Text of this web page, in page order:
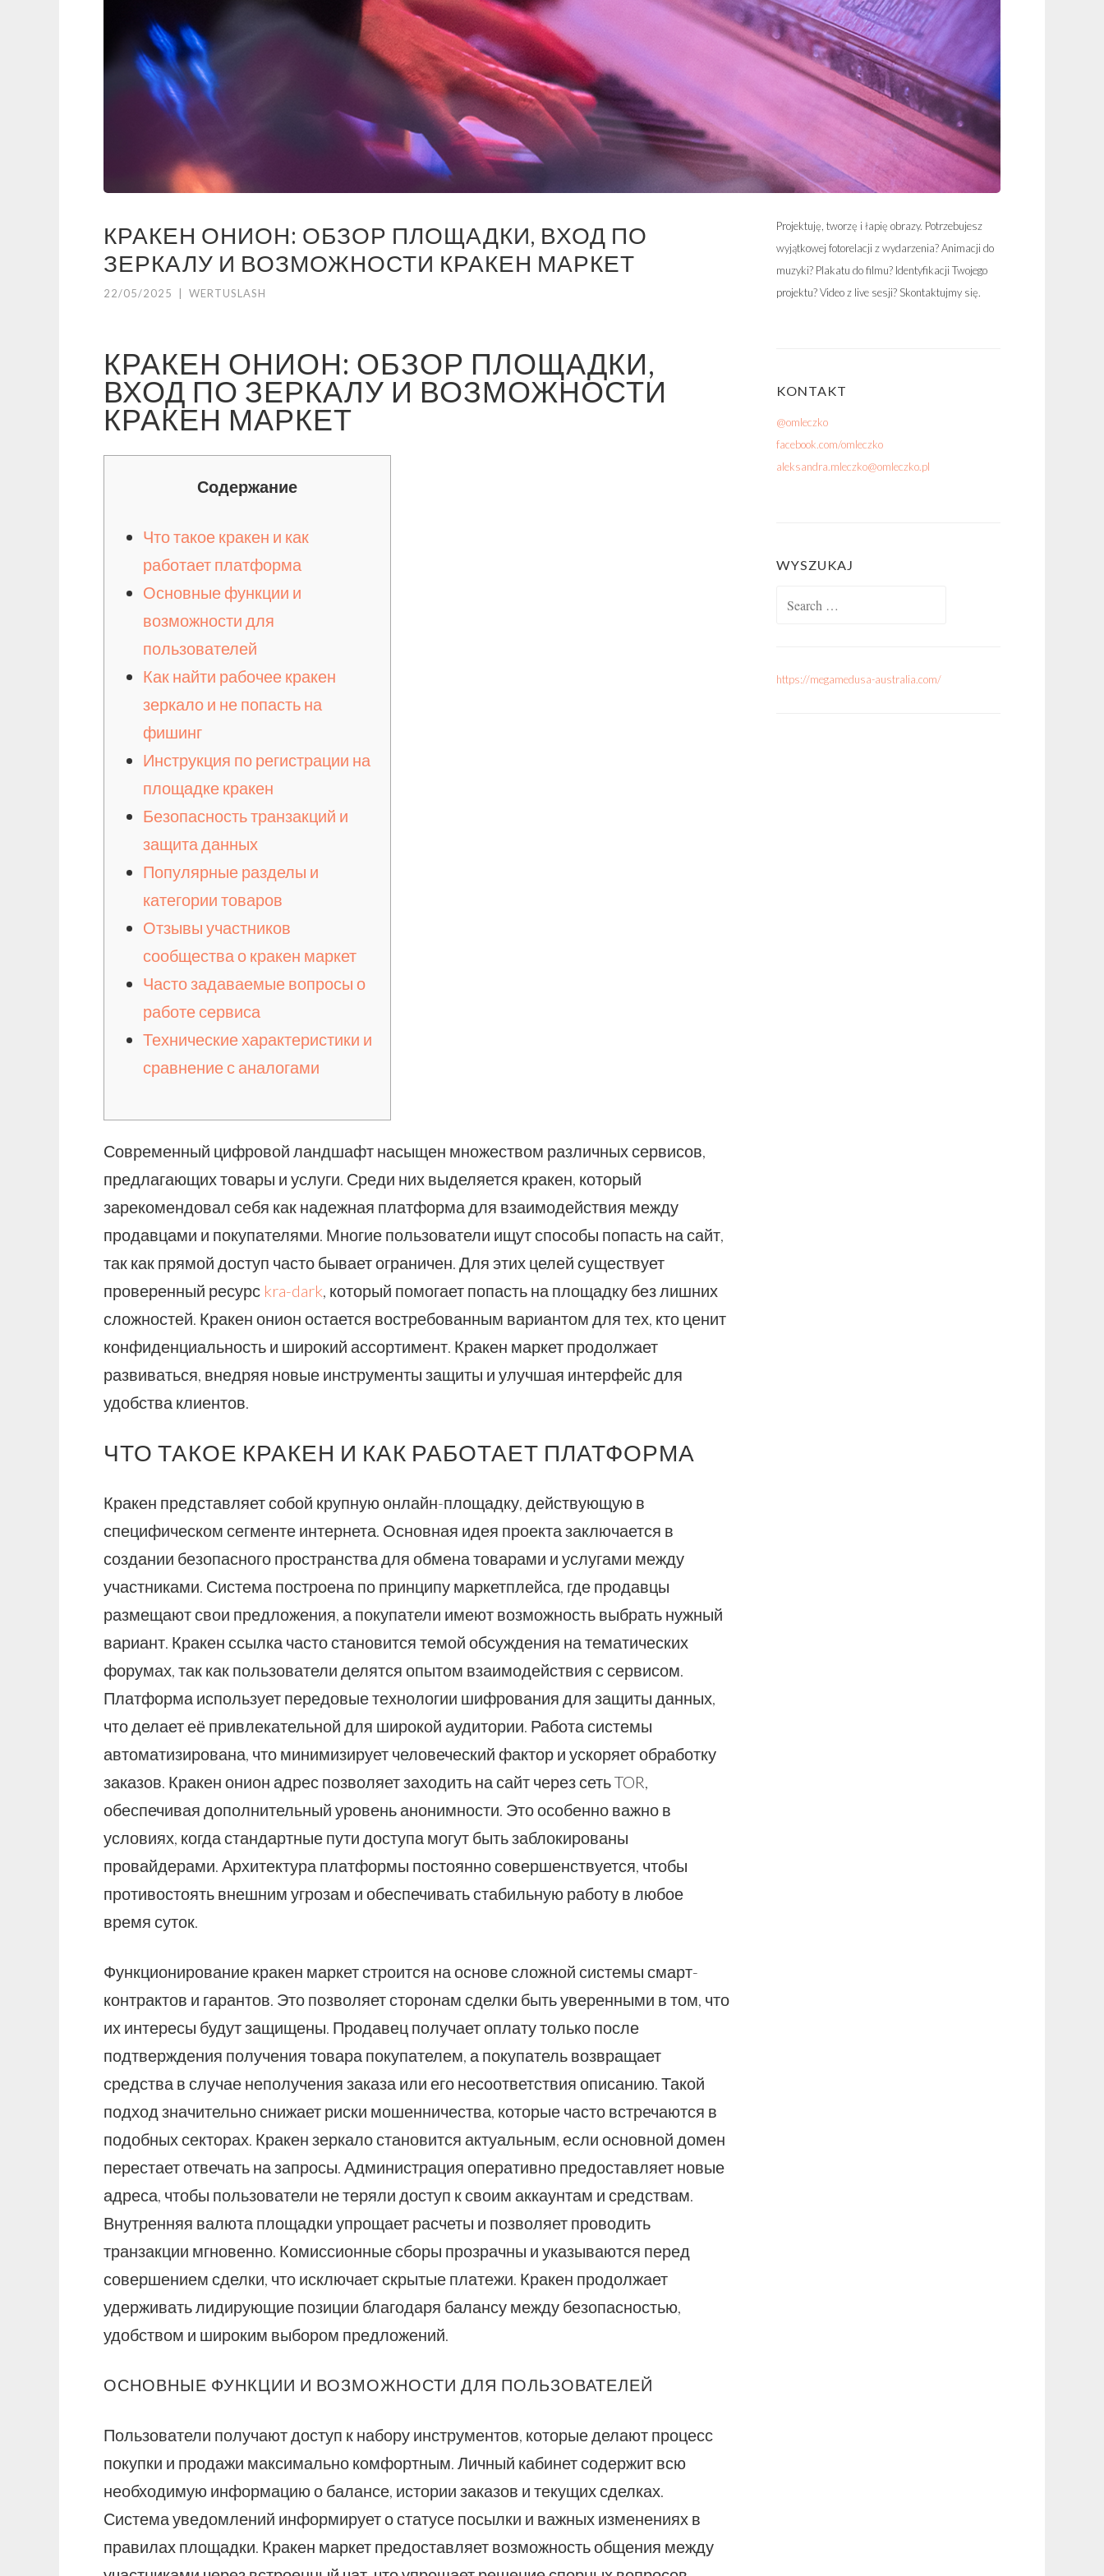
КРАКЕН ОНИОН: ОБЗОР ПЛОЩАДКИ, ВХОД ПО
ЗЕРКАЛУ И ВОЗМОЖНОСТИ КРАКЕН МАРКЕТ
22/05/2025 WERTUSLASH
КРАКЕН ОНИОН: ОБЗОР ПЛОЩАДКИ,
ВХОД ПО ЗЕРКАЛУ И ВОЗМОЖНОСТИ
КРАКЕН МАРКЕТ
Содержание
Что такое кракен и как
работает платформа
Основные функции и
возможности для
пользователей
Как найти рабочее кракен
зеркало и не попасть на
фишинг
Инструкция по регистрации на
площадке кракен
Безопасность транзакций и
защита данных
Популярные разделы и
категории товаров
Отзывы участников
сообщества о кракен маркет
Часто задаваемые вопросы о
работе сервиса
Технические характеристики и
сравнение с аналогами
Современный цифровой ландшафт насыщен множеством различных сервисов,
предлагающих товары и услуги. Среди них выделяется кракен, который
зарекомендовал себя как надежная платформа для взаимодействия между
продавцами и покупателями. Многие пользователи ищут способы попасть на сайт,
так как прямой доступ часто бывает ограничен. Для этих целей существует
проверенный ресурс kra-dark, который помогает попасть на площадку без лишних
сложностей. Кракен онион остается востребованным вариантом для тех, кто ценит
конфиденциальность и широкий ассортимент. Кракен маркет продолжает
развиваться, внедряя новые инструменты защиты и улучшая интерфейс для
удобства клиентов.
ЧТО ТАКОЕ КРАКЕН И КАК РАБОТАЕТ ПЛАТФОРМА
Кракен представляет собой крупную онлайн-площадку, действующую в
специфическом сегменте интернета. Основная идея проекта заключается в
создании безопасного пространства для обмена товарами и услугами между
участниками. Система построена по принципу маркетплейса, где продавцы
размещают свои предложения, а покупатели имеют возможность выбрать нужный
вариант. Кракен ссылка часто становится темой обсуждения на тематических
форумах, так как пользователи делятся опытом взаимодействия с сервисом.
Платформа использует передовые технологии шифрования для защиты данных,
что делает её привлекательной для широкой аудитории. Работа системы
автоматизирована, что минимизирует человеческий фактор и ускоряет обработку
заказов. Кракен онион адрес позволяет заходить на сайт через сеть TOR,
обеспечивая дополнительный уровень анонимности. Это особенно важно в
условиях, когда стандартные пути доступа могут быть заблокированы
провайдерами. Архитектура платформы постоянно совершенствуется, чтобы
противостоять внешним угрозам и обеспечивать стабильную работу в любое
время суток.
Функционирование кракен маркет строится на основе сложной системы смарт-
контрактов и гарантов. Это позволяет сторонам сделки быть уверенными в том, что
их интересы будут защищены. Продавец получает оплату только после
подтверждения получения товара покупателем, а покупатель возвращает
средства в случае неполучения заказа или его несоответствия описанию. Такой
подход значительно снижает риски мошенничества, которые часто встречаются в
подобных секторах. Кракен зеркало становится актуальным, если основной домен
перестает отвечать на запросы. Администрация оперативно предоставляет новые
адреса, чтобы пользователи не теряли доступ к своим аккаунтам и средствам.
Внутренняя валюта площадки упрощает расчеты и позволяет проводить
транзакции мгновенно. Комиссионные сборы прозрачны и указываются перед
совершением сделки, что исключает скрытые платежи. Кракен продолжает
удерживать лидирующие позиции благодаря балансу между безопасностью,
удобством и широким выбором предложений.
ОСНОВНЫЕ ФУНКЦИИ И ВОЗМОЖНОСТИ ДЛЯ ПОЛЬЗОВАТЕЛЕЙ
Пользователи получают доступ к набору инструментов, которые делают процесс
покупки и продажи максимально комфортным. Личный кабинет содержит всю
необходимую информацию о балансе, истории заказов и текущих сделках.
Система уведомлений информирует о статусе посылки и важных изменениях в
правилах площадки. Кракен маркет предоставляет возможность общения между
Projektuję, tworzę i łapię obrazy. Potrzebujesz
wyjątkowej fotorelacji z wydarzenia? Animacji do
muzyki? Plakatu do filmu? Identyfikacji Twojego
projektu? Video z live sesji? Skontaktujmy się.
KONTAKT
@omleczko
facebook.com/omleczko
aleksandra.mleczko@omleczko.pl
WYSZUKAJ
https://megamedusa-australia.com/